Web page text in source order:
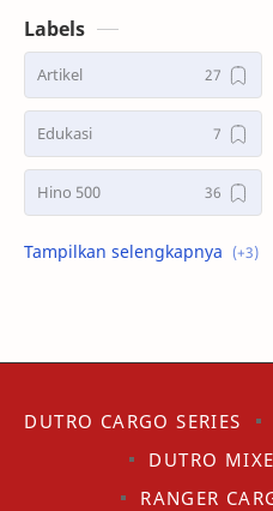
Labels
Artikel
Edukasi
Hino 500
Hino Bus
DUTRO CARGO SERIES
DUTRO
RANGER